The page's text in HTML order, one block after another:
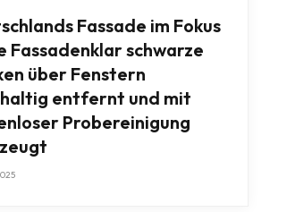
Fassade im Fokus
Fassadenklar schwarze
über Fenstern
entfernt und mit
Probereinigung